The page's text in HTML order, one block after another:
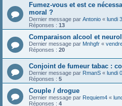
Fumez-vous et est ce
moral ?
Dernier message par Antonio « lundi
Réponses : 13
Comparaison alcool et
Dernier message par Mnhgfr «
Réponses : 20
Conjoint de fumeur tabac :
Dernier message par RmanS « lundi
Réponses : 5
Couple / drogue
Dernier message par Requiem4 «
Réponses : 4